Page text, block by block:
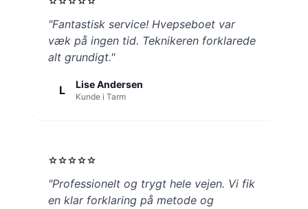
"Fantastisk service! Hvepseboet var
væk på ingen tid. Teknikeren forklarede
alt grundigt."
L Lise Andersen
Kunde i Tarm
starstarstarstarstar
"Professionelt og trygt hele vejen. Vi fik
en klar forklaring på metode og